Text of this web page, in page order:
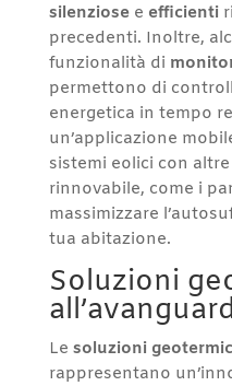
silenziosee efficienti
precedenti. Inoltre,
funzionalità di
permettono di
energetica in tempo
un’applicazione
sistemi eolici con
rinnovabile, come i
massimizzare
tua abitazione.
Soluzioni
Le soluzioni
rappresentano